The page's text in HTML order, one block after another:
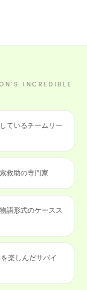
INCREDIBLE
ているチームリー
救助の専門家
語形式のケースス
楽しんだサバイ